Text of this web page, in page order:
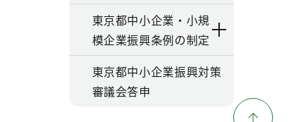
東京都中小企業・小規
模企業振興条例の制定
東京都中小企業振興対策
審議会答申